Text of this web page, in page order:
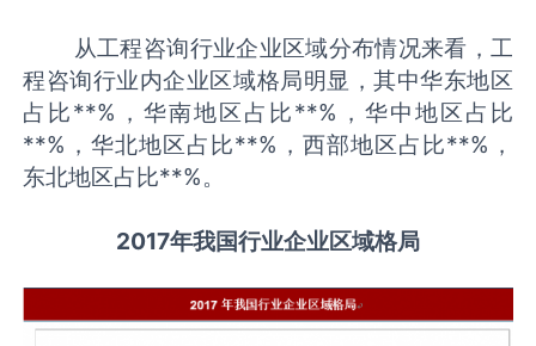
从工程咨询行业企业区域分布情况来看，工
程咨询行业内企业区域格局明显，其中华东地区
占比**%，华南地区占比**%，华中地区占比
**%，华北地区占比**%，西部地区占比**%，
东北地区占比**%。
2017年我国行业企业区域格局